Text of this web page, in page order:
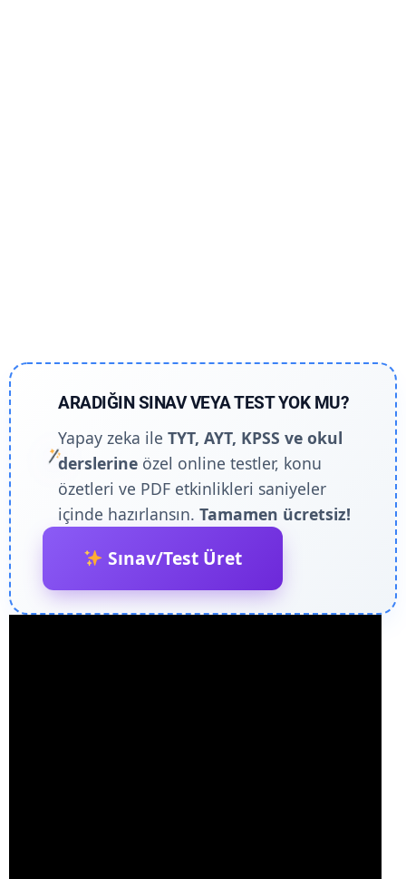
ARADIĞIN SINAV VEYA TEST YOK MU?
Yapay zeka ileTYT, AYT, KPSS ve okul
derslerine özel online testler, konu
özetleri ve PDF etkinlikleri saniyeler
içinde hazırlansın.Tamamen ücretsiz!
Sınav/Test Üret